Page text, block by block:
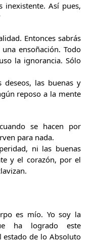
inexistente. Así pues,
Entonces sabrás
ensoñación. Todo
la ignorancia. Sólo
deseos, las buenas y
reposo a la mente
se hacen por
para nada.
ni las buenas
y el corazón, por el
es mío. Yo soy la
ha logrado este
estado de lo Absoluto